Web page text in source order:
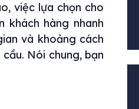
việc lựa chọn cho
hàng nhanh
và khoảng cách
Nói chung, bạn